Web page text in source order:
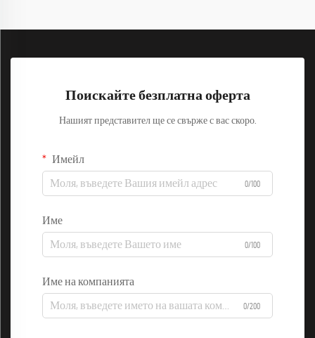
Поискайте безплатна оферта
Нашият представител ще се свърже с вас скоро.
Имейл
0/100
Име
0/100
Име на компанията
0/200